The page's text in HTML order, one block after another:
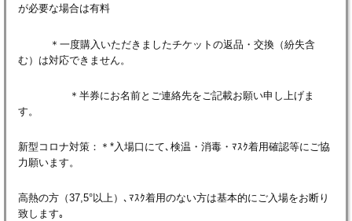
が必要な場合は有料
＊一度購入いただきましたチケットの返品・交換（紛失含
む）は対応できません。
＊半券にお名前とご連絡先をご記載お願い申し上げま
す。
新型コロナ対策：＊*入場口にて､検温・消毒・ﾏｽｸ着用確認等にご協
力願います。
高熱の方（37,5°以上）､ﾏｽｸ着用のない方は基本的にご入場をお断り
致します｡